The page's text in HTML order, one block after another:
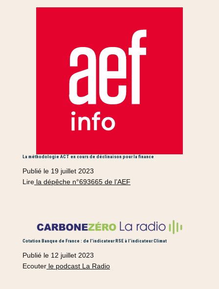
La méthodologie ACT en cours de déclinaison pour la finance
Publié le 19 juillet 2023
Lire la dépêche n°693665 de l’AEF
Cotation Banque de France : de l’indicateur RSE à l’indicateur Climat
Publié le 12 juillet 2023
Ecouter le podcast La Radio